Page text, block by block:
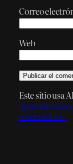
Correo
Web
Este sitio usa
Aprende cómo
comentarios.